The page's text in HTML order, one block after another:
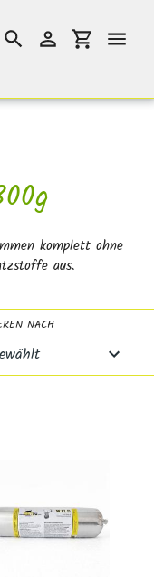
SuchenEinloggen
komplett ohne
aus.
NACH